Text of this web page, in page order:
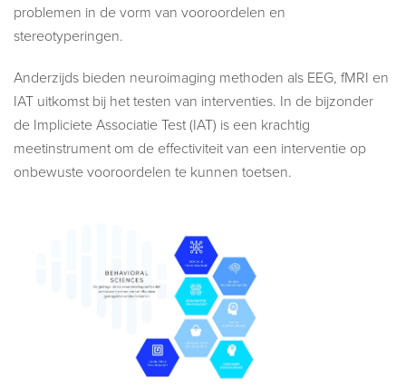
problemen in de vorm van vooroordelen en
stereotyperingen.
Anderzijds bieden neuroimaging methoden als EEG, fMRI en
IAT uitkomst bij het testen van interventies. In de bijzonder
de Impliciete Associatie Test (IAT) is een krachtig
meetinstrument om de effectiviteit van een interventie op
onbewuste vooroordelen te kunnen toetsen.